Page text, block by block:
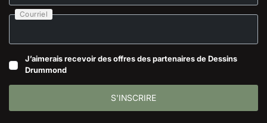
Courriel
J’aimerais recevoir des offres des partenaires de Dessins
Drummond
S'INSCRIRE